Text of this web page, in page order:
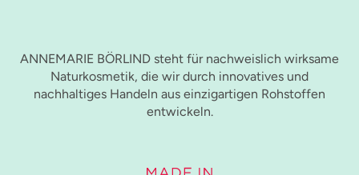
ANNEMARIE BÖRLIND steht für nachweislich wirksame
Naturkosmetik, die wir durch innovatives und
nachhaltiges Handeln aus einzigartigen Rohstoffen
entwickeln.